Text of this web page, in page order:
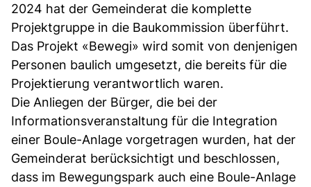
2024 hat der Gemeinderat die komplette
Projektgruppe in die Baukommission überführt.
Das Projekt «Bewegi» wird somit von denjenigen
Personen baulich umgesetzt, die bereits für die
Projektierung verantwortlich waren.
Die Anliegen der Bürger, die bei der
Informationsveranstaltung für die Integration
einer Boule-Anlage vorgetragen wurden, hat der
Gemeinderat berücksichtigt und beschlossen,
dass im Bewegungspark auch eine Boule-Anlage